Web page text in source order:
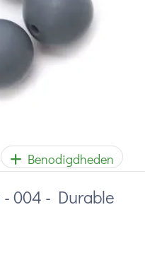
Benodigdheden
- 004 - Durable